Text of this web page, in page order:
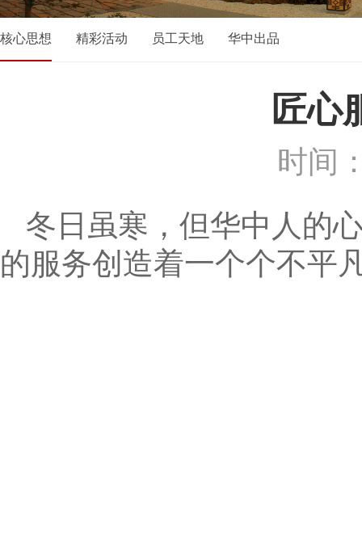
核心思想 精彩活动 员工天地 华中出品
匠心
时间
冬日虽寒，但华中人的
的服务创造着一个个不平